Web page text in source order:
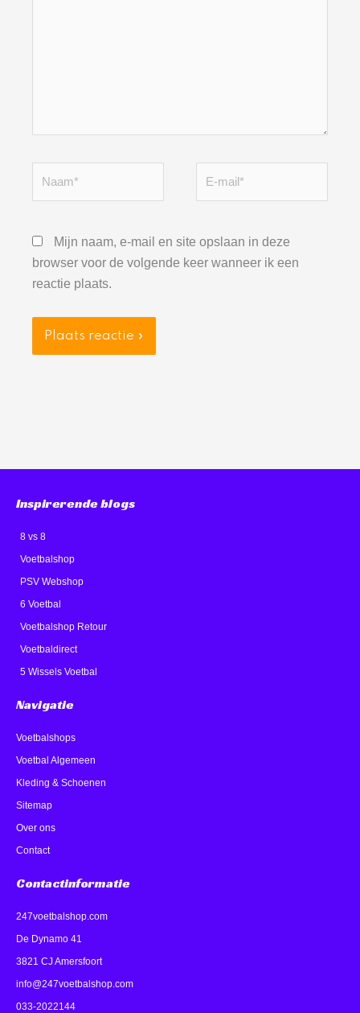
Mijn naam, e-mail en site opslaan in deze
browser voor de volgende keer wanneer ik een
reactie plaats.
Inspirerende blogs
8 vs 8
Voetbalshop
PSV Webshop
6 Voetbal
Voetbalshop Retour
Voetbaldirect
5 Wissels Voetbal
Navigatie
Voetbalshops
Voetbal Algemeen
Kleding & Schoenen
Sitemap
Over ons
Contact
Contactinformatie
247voetbalshop.com
De Dynamo 41
3821 CJ Amersfoort
info@247voetbalshop.com
033-2022144